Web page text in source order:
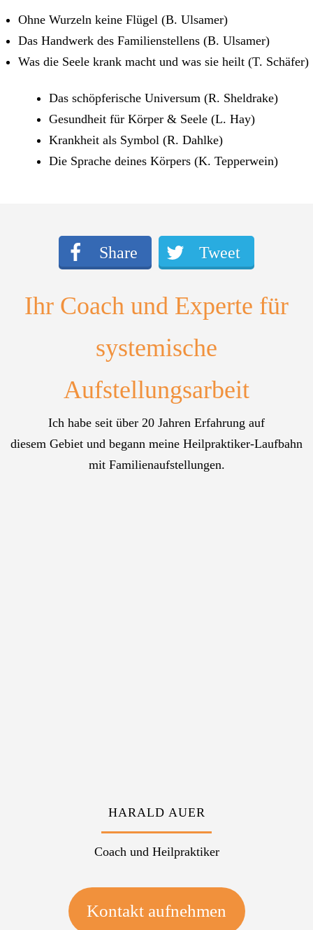
Ohne Wurzeln keine Flügel (B. Ulsamer)
Das Handwerk des Familienstellens (B. Ulsamer)
Was die Seele krank macht und was sie heilt (T. Schäfer)
Das schöpferische Universum (R. Sheldrake)
Gesundheit für Körper & Seele (L. Hay)
Krankheit als Symbol (R. Dahlke)
Die Sprache deines Körpers (K. Tepperwein)
Share Tweet
Ihr Coach und Experte für
systemische
Aufstellungsarbeit
Ich habe seit über 20 Jahren Erfahrung auf
diesem Gebiet und begann meine Heilpraktiker-Laufbahn
mit Familienaufstellungen.
HARALD AUER
Coach und Heilpraktiker
Kontakt aufnehmen